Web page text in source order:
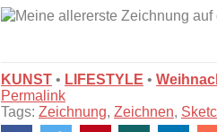
KUNST • LIFESTYLE •
Permalink
Tags: Zeichnung, Zeichnen,